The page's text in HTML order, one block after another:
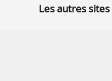
Les autres